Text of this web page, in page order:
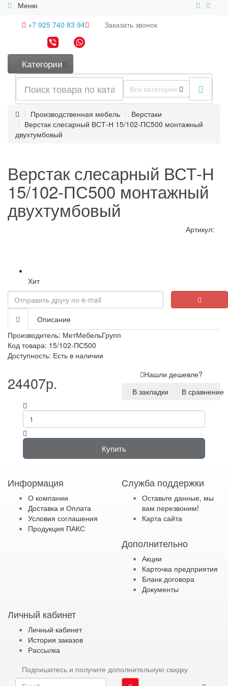
Меню
+7 925 740 83 94
Заказать звонок
Категории
Все категории
Производственная мебель
Верстаки
Верстак слесарный ВСТ-Н 15/102-ПС500 монтажный
двухтумбовый
Верстак слесарный ВСТ-Н
15/102-ПС500 монтажный
двухтумбовый
Артикул:
Loading...
Хит
Описание
Производитель: МетМебельГрупп
Код товара: 15/102-ПС500
Доступность: Есть в наличии
24407р.
Нашли дешевле?
В закладки
В сравнение
Купить
Информация
О компании
Доставка и Оплата
Условия соглашения
Продукция ПАКС
Служба поддержки
Оставьте данные, мы
вам перезвоним!
Карта сайта
Дополнительно
Акции
Карточка предприятия
Бланк договора
Документы
Личный кабинет
Личный кабинет
История заказов
Рассылка
Подпишитесь и получите дополнительную скидку